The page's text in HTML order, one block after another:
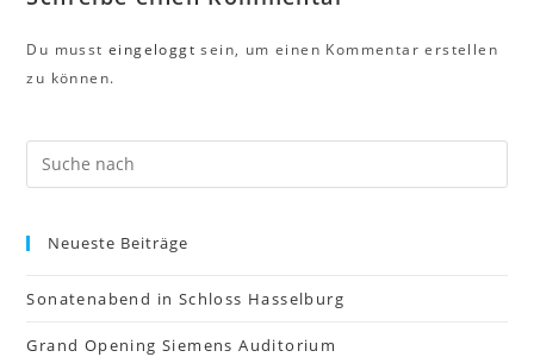
Du mussteingeloggt sein, um einen Kommentar erstellen
zu können.
Neueste Beiträge
Sonatenabend in Schloss Hasselburg
Grand Opening Siemens Auditorium